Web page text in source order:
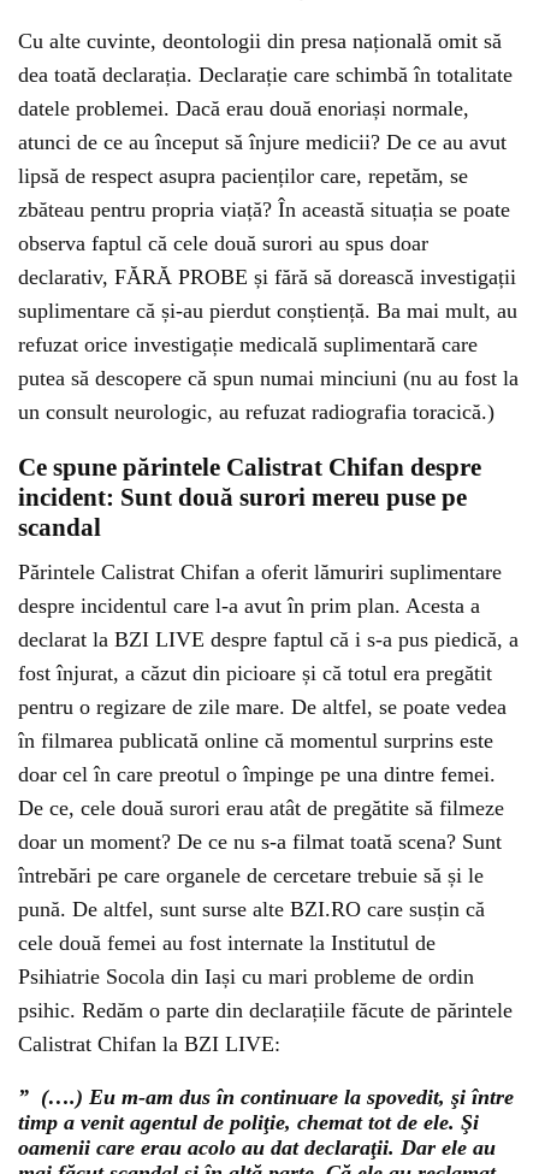
Cu alte cuvinte, deontologii din presa națională omit să
dea toată declarația. Declarație care schimbă în totalitate
datele problemei. Dacă erau două enoriași normale,
atunci de ce au început să înjure medicii? De ce au avut
lipsă de respect asupra pacienților care, repetăm, se
zbăteau pentru propria viață? În această situația se poate
observa faptul că cele două surori au spus doar
declarativ, FĂRĂ PROBE și fără să dorească investigații
suplimentare că și-au pierdut conștiență. Ba mai mult, au
refuzat orice investigație medicală suplimentară care
putea să descopere că spun numai minciuni (nu au fost la
un consult neurologic, au refuzat radiografia toracică.)
Ce spune părintele Calistrat Chifan despre
incident: Sunt două surori mereu puse pe
scandal
Părintele Calistrat Chifan a oferit lămuriri suplimentare
despre incidentul care l-a avut în prim plan. Acesta a
declarat la BZI LIVE despre faptul că i s-a pus piedică, a
fost înjurat, a căzut din picioare și că totul era pregătit
pentru o regizare de zile mare. De altfel, se poate vedea
în filmarea publicată online că momentul surprins este
doar cel în care preotul o împinge pe una dintre femei.
De ce, cele două surori erau atât de pregătite să filmeze
doar un moment? De ce nu s-a filmat toată scena? Sunt
întrebări pe care organele de cercetare trebuie să și le
pună. De altfel, sunt surse alte BZI.RO care susțin că
cele două femei au fost internate la Institutul de
Psihiatrie Socola din Iași cu mari probleme de ordin
psihic. Redăm o parte din declarațiile făcute de părintele
Calistrat Chifan la BZI LIVE:
” (….) Eu m-am dus în continuare la spovedit, şi între
timp a venit agentul de poliţie, chemat tot de ele. Şi
oamenii care erau acolo au dat declaraţii. Dar ele au